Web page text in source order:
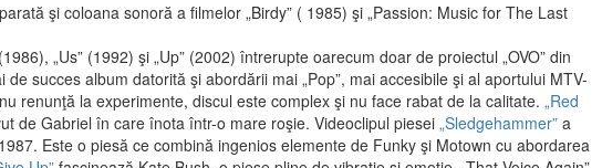
şi coloana sonoră a filmelor „Birdy” ( 1985) şi „Passion: Music for The Last
„Us” (1992) şi „Up” (2002) întrerupte oarecum doar de proiectul „OVO” din
de succes album datorită şi abordării mai „Pop”, mai accesibile şi al aportului MTV-
renunţă la experimente, discul este complex şi nu face rabat de la calitate. „Red
de Gabriel în care înota într-o mare roşie. Videoclipul piesei „Sledgehammer” a
Este o piesă ce combină ingenios elemente de Funky şi Motown cu abordarea